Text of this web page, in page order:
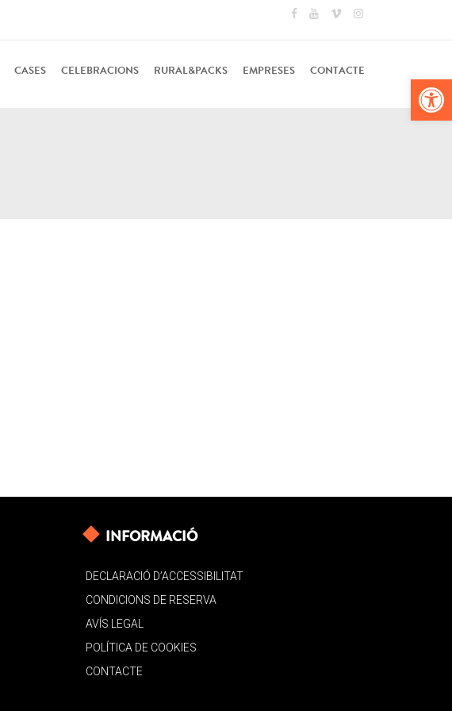
CASES CELEBRACIONS RURAL&PACKS EMPRESES CONTACTE
INFORMACIÓ
DECLARACIÓ D’ACCESSIBILITAT
CONDICIONS DE RESERVA
AVÍS LEGAL
POLÍTICA DE COOKIES
CONTACTE